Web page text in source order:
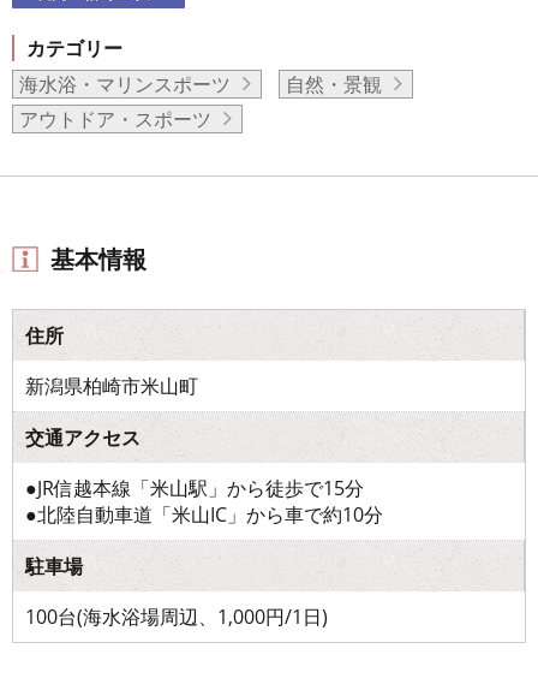
カテゴリー
海水浴・マリンスポーツ
自然・景観
アウトドア・スポーツ
基本情報
住所
新潟県柏崎市米山町
交通アクセス
●JR信越本線「米山駅」から徒歩で15分
●北陸自動車道「米山IC」から車で約10分
駐車場
100台(海水浴場周辺、1,000円/1日)